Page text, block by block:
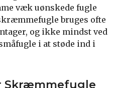
væk uønskede fugle
bruges ofte
og ikke mindst ved
i at støde ind i
Skræmmefugle